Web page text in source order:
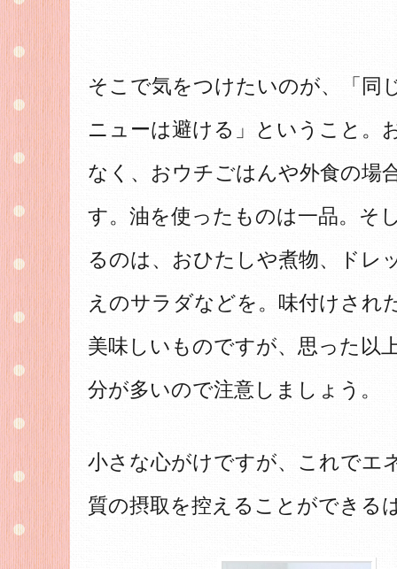
そこで気をつけたいのが、「同
ニューは避ける」ということ。
なく、おウチごはんや外食の場
す。油を使ったものは一品。そ
るのは、おひたしや煮物、ドレ
えのサラダなどを。味付けされ
美味しいものですが、思った以
分が多いので注意しましょう。
小さな心がけですが、これでエ
質の摂取を控えることができる